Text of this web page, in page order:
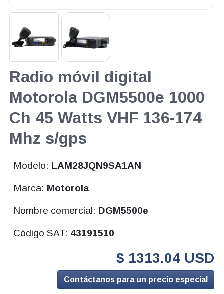
Radio móvil digital
Motorola DGM5500e 1000
Ch 45 Watts VHF 136-174
Mhz s/gps
Modelo: LAM28JQN9SA1AN
Marca: Motorola
Nombre comercial: DGM5500e
Código SAT: 43191510
$ 1313.04 USD
Contáctanos para un precio especial